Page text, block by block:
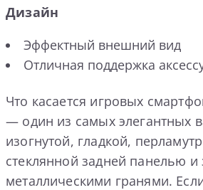
Дизайн
Эффектный внешний вид
Отличная поддержка
Что касается игровых
— один из самых элегантных
изогнутой, гладкой,
стеклянной задней панелью
металлическими гранями.